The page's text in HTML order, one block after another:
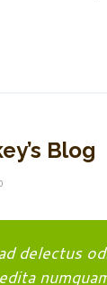
Blog
delectus